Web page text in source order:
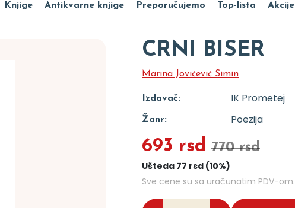
Knjige Antikvarne knjige Preporučujemo Top-lista Akcije
CRNI BISER
Marina Jovićević Simin
Izdavač: IK Prometej
Žanr: Poezija
693 rsd 770 rsd
Ušteda 77 rsd (10%)
Sve cene su sa uračunatim PDV-om.